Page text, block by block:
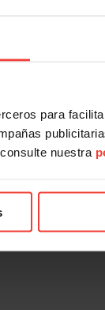
para
nuestra